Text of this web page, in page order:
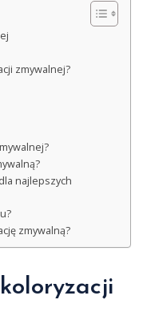
zmywalnej?
najlepszych
zmywalną?